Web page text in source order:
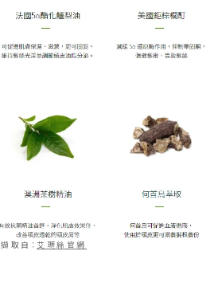
擷取自：艾瑪絲官網